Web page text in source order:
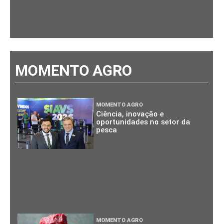
MOMENTO AGRO
MOMENTO AGRO
Ciência, inovação e
oportunidades no setor da
pesca
MOMENTO AGRO